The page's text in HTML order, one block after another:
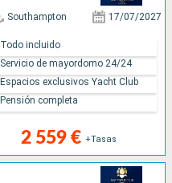
Southampton 17/07/2027
2 559 € +Tasas
Todo incluido
Servicio de mayordomo 24/24
Espacios exclusivos Yacht Club
Pensión completa